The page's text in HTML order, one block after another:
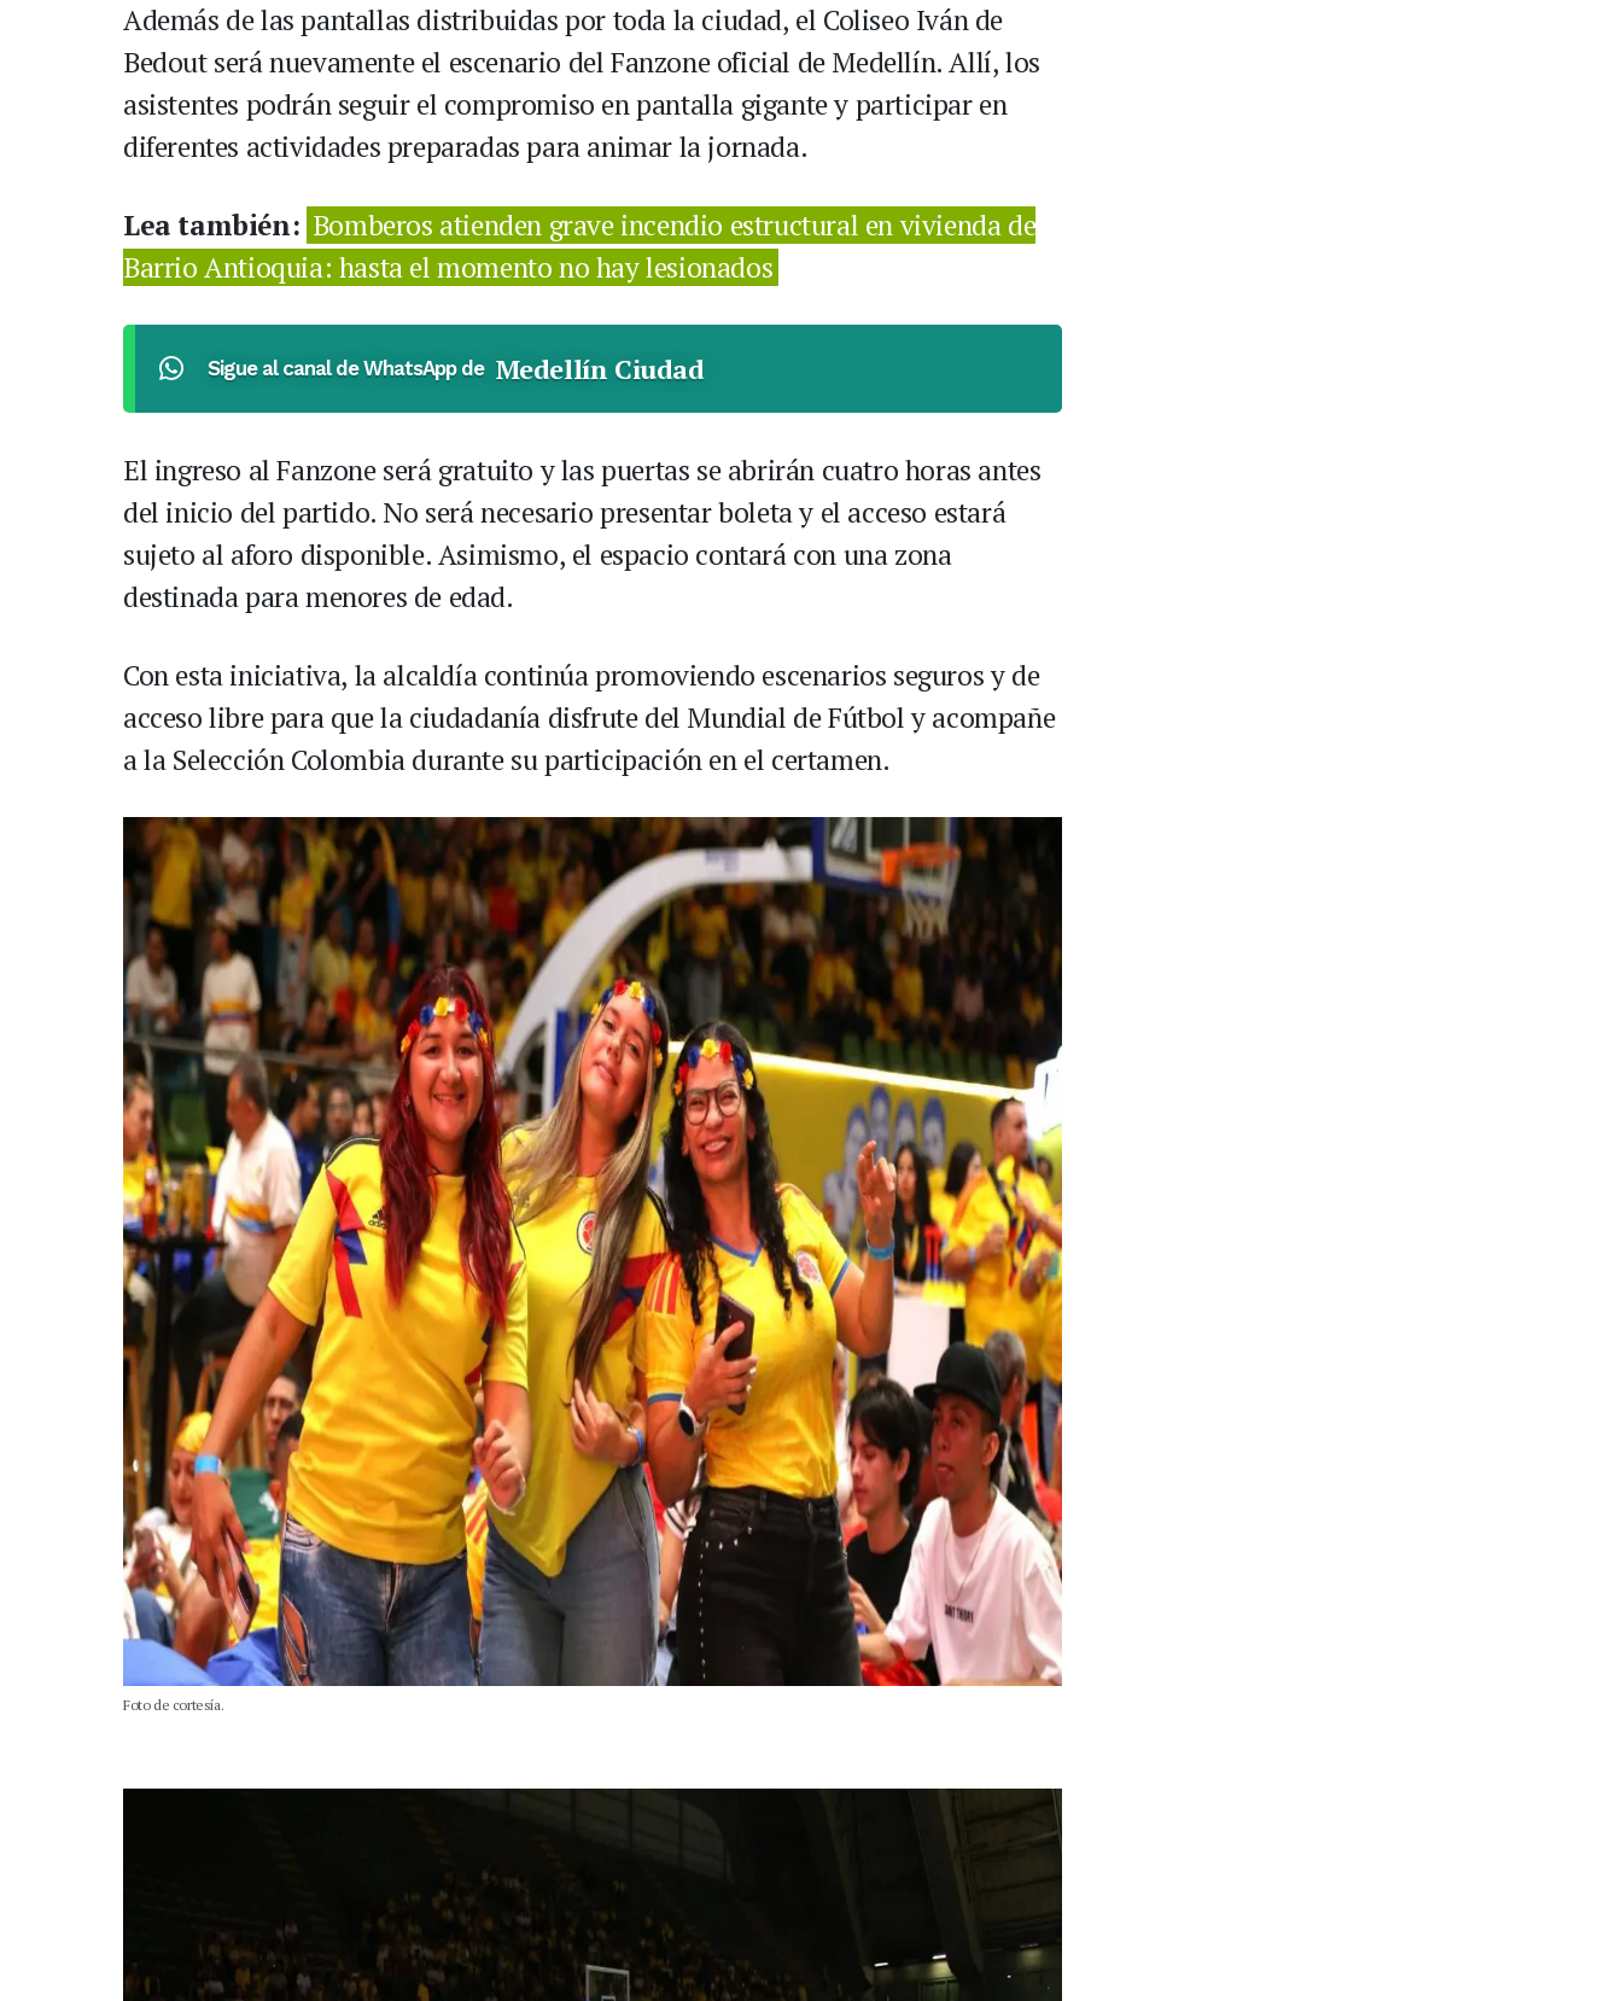
Además de las pantallas distribuidas por toda la ciudad, el Coliseo Iván de
Bedout será nuevamente el escenario del Fanzone oficial de Medellín. Allí, los
asistentes podrán seguir el compromiso en pantalla gigante y participar en
diferentes actividades preparadas para animar la jornada.
Lea también: Bomberos atienden grave incendio estructural en vivienda de
Barrio Antioquia: hasta el momento no hay lesionados
Sigue al canal de WhatsApp de Medellín Ciudad
El ingreso al Fanzone será gratuito y las puertas se abrirán cuatro horas antes
del inicio del partido. No será necesario presentar boleta y el acceso estará
sujeto al aforo disponible. Asimismo, el espacio contará con una zona
destinada para menores de edad.
Con esta iniciativa, la alcaldía continúa promoviendo escenarios seguros y de
acceso libre para que la ciudadanía disfrute del Mundial de Fútbol y acompañe
a la Selección Colombia durante su participación en el certamen.
Foto de cortesía.